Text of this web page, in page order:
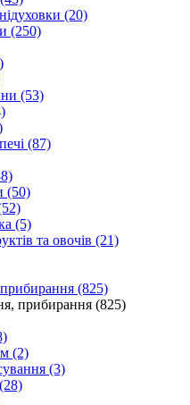
(20)
(250)
(53)
(87)
(50)
(5)
та овочів (21)
(825)
прибирання (825)
(2)
(3)